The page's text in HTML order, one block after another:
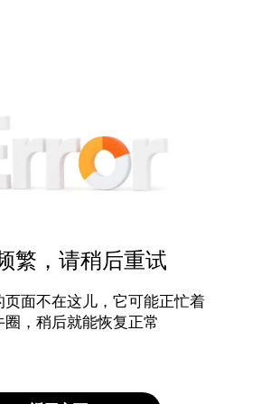
繁，请稍后重试
页面不在这儿，它可能正忙着
圈，稍后就能恢复正常